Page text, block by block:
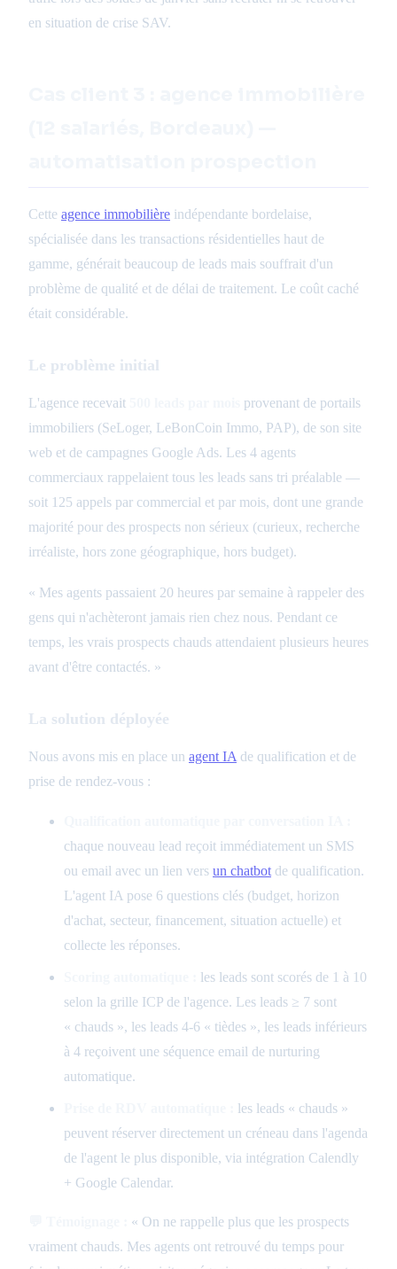
en situation de crise SAV.
Cette agence immobilière indépendante bordelaise,
spécialisée dans les transactions résidentielles haut de
gamme, générait beaucoup de leads mais souffrait d'un
problème de qualité et de délai de traitement. Le coût caché
était considérable.
Le problème initial
L'agence recevait
provenant de portails
immobiliers (SeLoger, LeBonCoin Immo, PAP), de son site
web et de campagnes Google Ads. Les 4 agents
commerciaux rappelaient tous les leads sans tri préalable —
soit 125 appels par commercial et par mois, dont une grande
majorité pour des prospects non sérieux (curieux, recherche
irréaliste, hors zone géographique, hors budget).
« Mes agents passaient 20 heures par semaine à rappeler des
gens qui n'achèteront jamais rien chez nous. Pendant ce
temps, les vrais prospects chauds attendaient plusieurs heures
avant d'être contactés. »
La solution déployée
Nous avons mis en place un agent IA de qualification et de
prise de rendez-vous :
chaque nouveau lead reçoit immédiatement un SMS
ou email avec un lien vers un chatbotde qualification.
L'agent IA pose 6 questions clés (budget, horizon
d'achat, secteur, financement, situation actuelle) et
collecte les réponses.
les leads sont scorés de 1 à 10
selon la grille ICP de l'agence. Les leads ≥ 7 sont
« chauds », les leads 4-6 « tièdes », les leads inférieurs
à 4 reçoivent une séquence email de nurturing
automatique.
les leads « chauds »
peuvent réserver directement un créneau dans l'agenda
de l'agent le plus disponible, via intégration Calendly
+ Google Calendar.
« On ne rappelle plus que les prospects
vraiment chauds. Mes agents ont retrouvé du temps pour